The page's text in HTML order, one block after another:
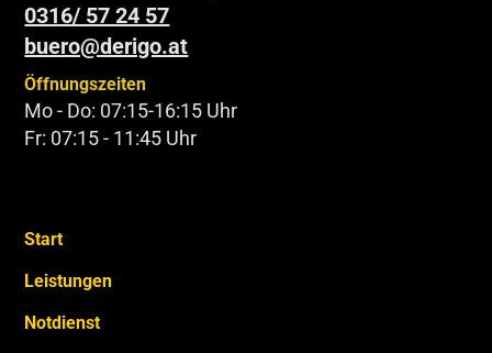
0316/ 57 24 57
buero@derigo.at
Öffnungszeiten
Mo - Do: 07:15-16:15 Uhr
Fr: 07:15 - 11:45 Uhr
Start
Leistungen
Notdienst